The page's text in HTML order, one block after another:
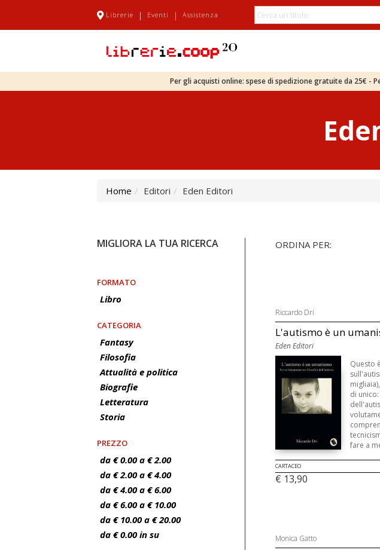
Librerie | Eventi | Assistenza
Per gli acquisti online: spese di spedizione gratuite da 25€ -
Home Editori Eden Editori
MIGLIORA LA TUA RICERCA
FORMATO
Libro
CATEGORIA
Fantasy
Filosofia
Attualità e politica
Biografie
Letteratura
Storia
PREZZO
da € 0.00 a € 2.00
da € 2.00 a € 4.00
da € 4.00 a € 6.00
da € 6.00 a € 10.00
da € 10.00 a € 20.00
da € 0.00 in su
ORDINA PER:
Riccardo Dri
L'autismo è un
Eden Editori
Questo
di
fare a
CARTACEO
€ 13,90
Monica Gatto